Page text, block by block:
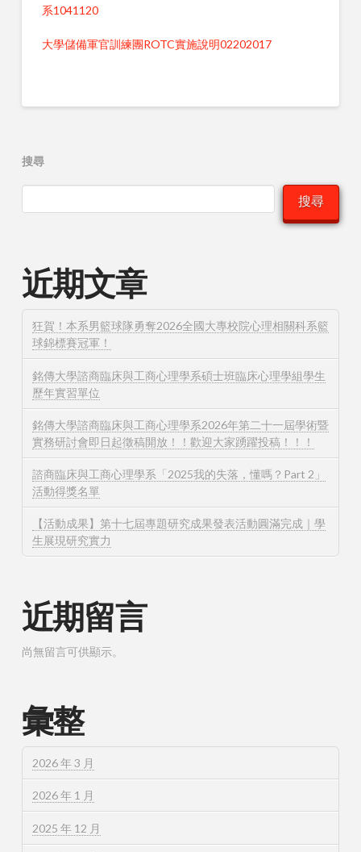
系1041120
大學儲備軍官訓練團ROTC實施說明02202017
搜尋
搜尋
近期文章
狂賀！本系男籃球隊勇奪2026全國大專校院心理相關科系籃
球錦標賽冠軍！
銘傳大學諮商臨床與工商心理學系碩士班臨床心理學組學生
歷年實習單位
銘傳大學諮商臨床與工商心理學系2026年第二十一屆學術暨
實務研討會即日起徵稿開放！！歡迎大家踴躍投稿！！！
諮商臨床與工商心理學系「2025我的失落，懂嗎？Part 2」
活動得獎名單
【活動成果】第十七屆專題研究成果發表活動圓滿完成｜學
生展現研究實力
近期留言
尚無留言可供顯示。
彙整
2026 年 3 月
2026 年 1 月
2025 年 12 月